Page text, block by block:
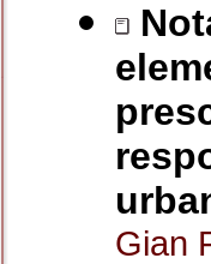
Gian